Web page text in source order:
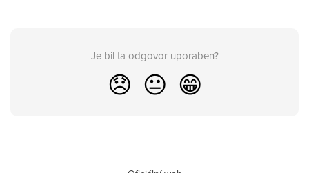
Je bil ta odgovor uporaben?
😞 😐 😁